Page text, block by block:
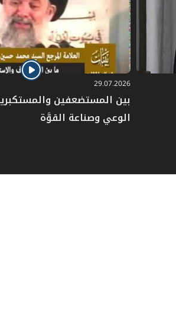
29.07.2026
بين المستضعفين
الوعي وصناعة القوَّة